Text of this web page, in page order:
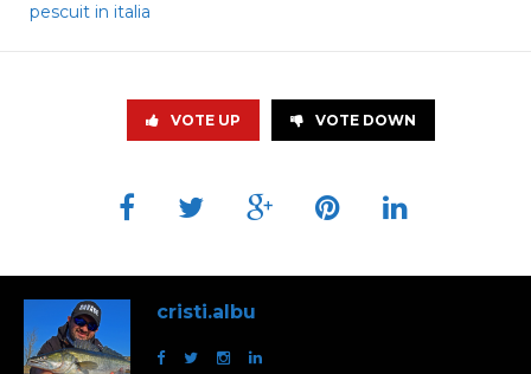
pescuit in italia
VOTE UP VOTE DOWN
cristi.albu